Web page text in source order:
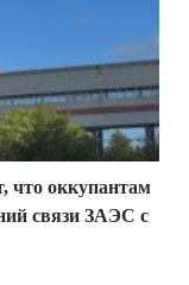
что оккупантам
связи ЗАЭС с